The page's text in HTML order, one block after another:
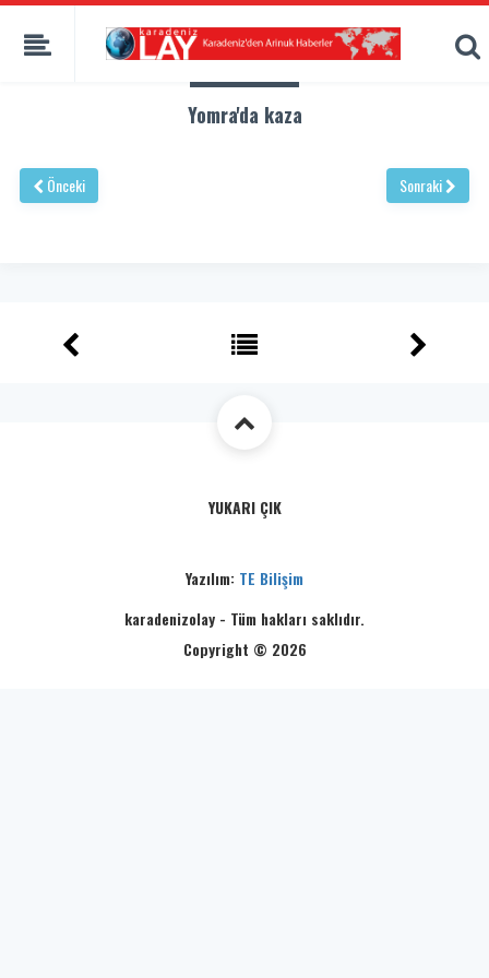
Yomra'da kaza
Önceki Sonraki
YUKARI ÇIK
Yazılım: TE Bilişim
karadenizolay - Tüm hakları saklıdır.
Copyright © 2026